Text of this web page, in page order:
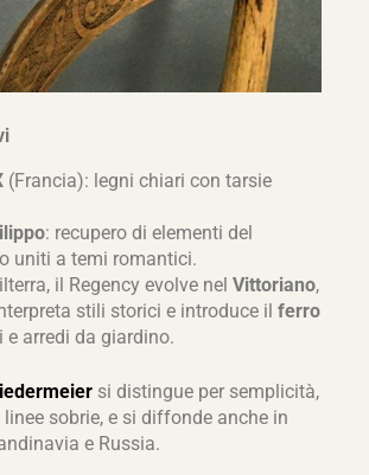
(Francia): legni chiari con tarsie
: recupero di elementi del
uniti a temi romantici.
il Regency evolve nel Vittoriano,
stili storici e introduce il ferro
e arredi da giardino.
si distingue per semplicità,
sobrie, e si diffonde anche in
e Russia.